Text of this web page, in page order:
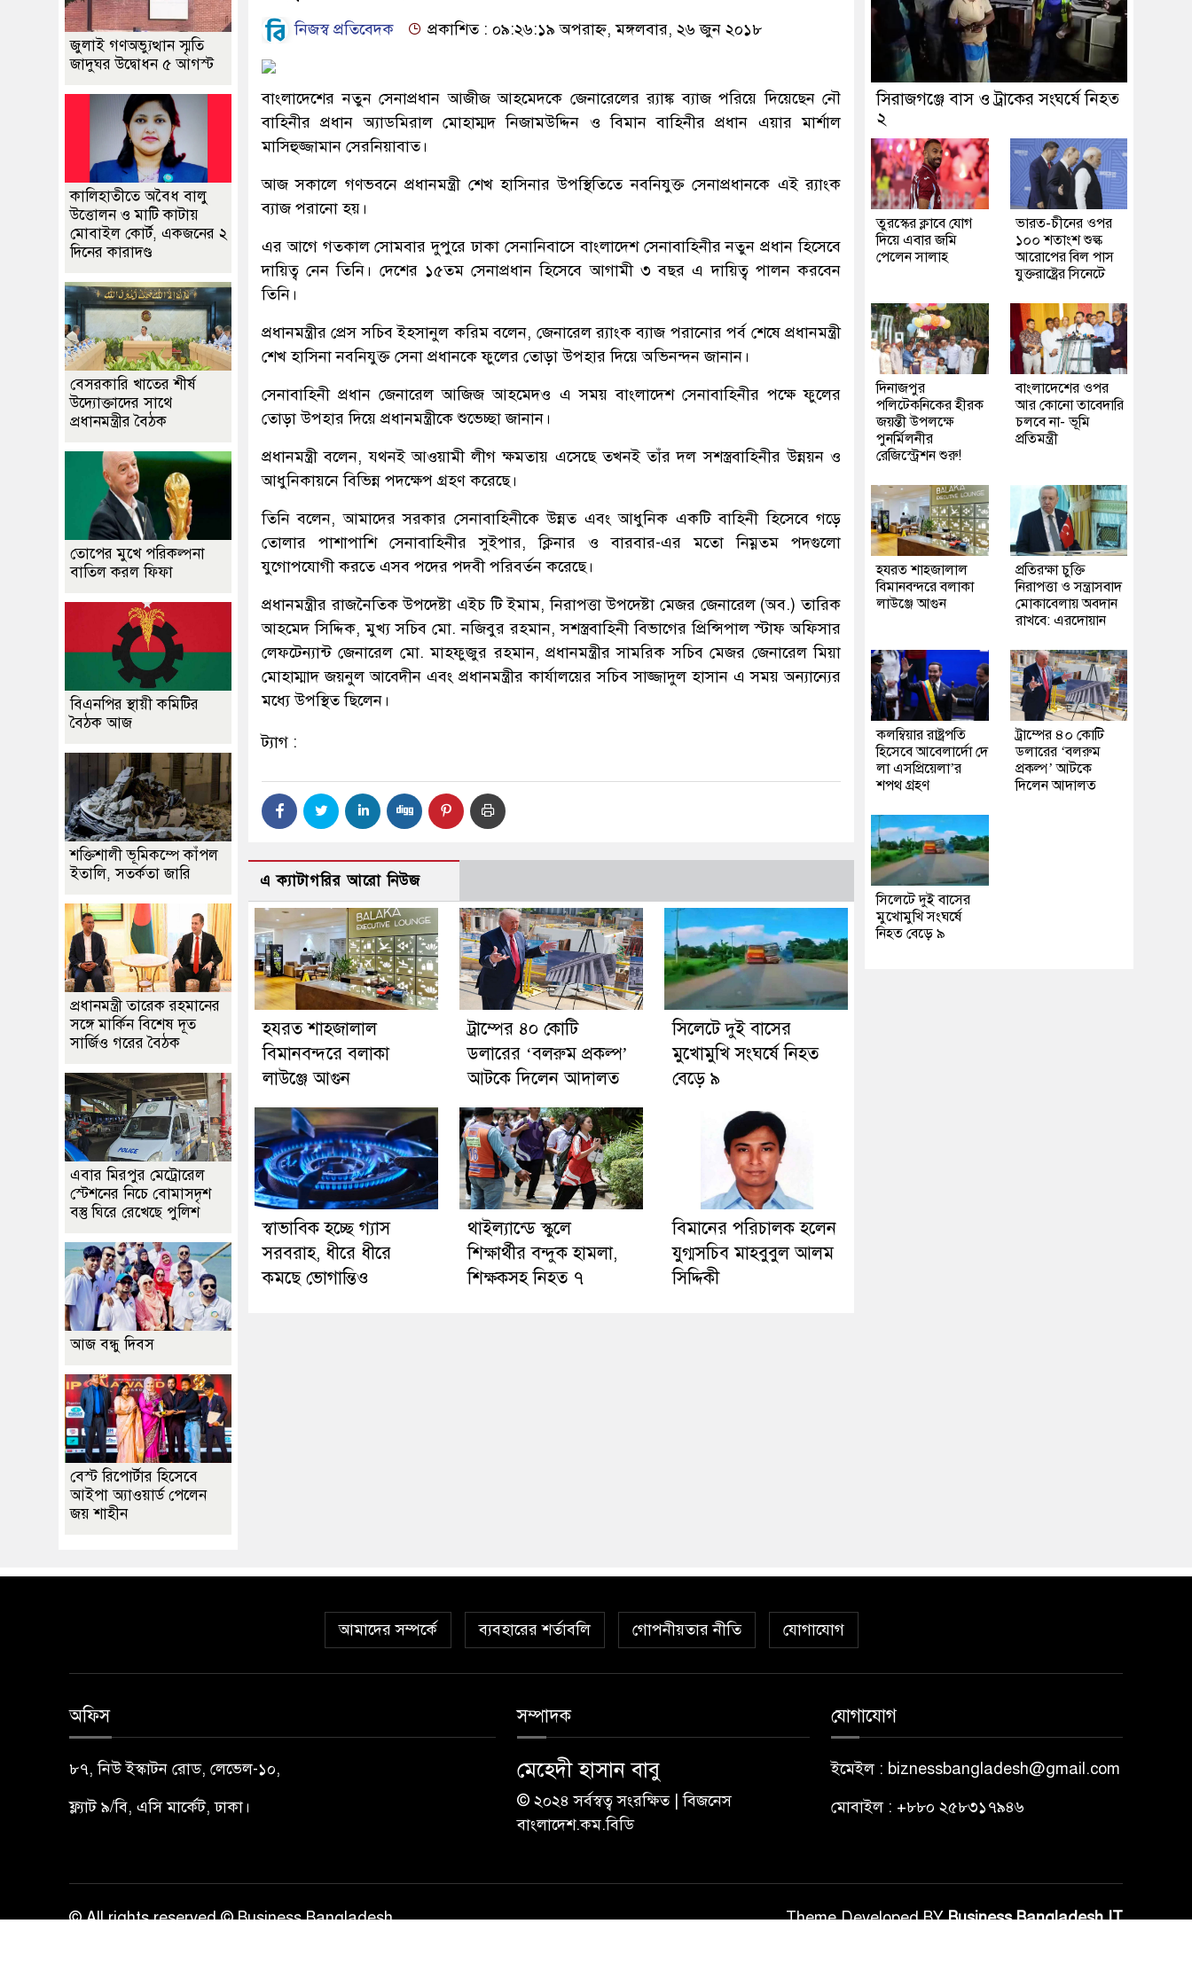
নিজস্ব প্রতিবেদক প্রকাশিত : ০৯:২৬:১৯ অপরাহ্ন, মঙ্গলবার, ২৬ জুন ২০১৮
বাংলাদেশের নতুন সেনাপ্রধান আজীজ আহমেদকে জেনারেলের র‌্যাঙ্ক ব্যাজ পরিয়ে দিয়েছেন নৌ
বাহিনীর প্রধান অ্যাডমিরাল মোহাম্মদ নিজামউদ্দিন ও বিমান বাহিনীর প্রধান এয়ার মার্শাল
মাসিহুজ্জামান সেরনিয়াবাত।
আজ সকালে গণভবনে প্রধানমন্ত্রী শেখ হাসিনার উপস্থিতিতে নবনিযুক্ত সেনাপ্রধানকে এই র‌্যাংক
ব্যাজ পরানো হয়।
এর আগে গতকাল সোমবার দুপুরে ঢাকা সেনানিবাসে বাংলাদেশ সেনাবাহিনীর নতুন প্রধান হিসেবে
দায়িত্ব নেন তিনি। দেশের ১৫তম সেনাপ্রধান হিসেবে আগামী ৩ বছর এ দায়িত্ব পালন করবেন
তিনি।
প্রধানমন্ত্রীর প্রেস সচিব ইহসানুল করিম বলেন, জেনারেল র‌্যাংক ব্যাজ পরানোর পর্ব শেষে প্রধানমন্ত্রী
শেখ হাসিনা নবনিযুক্ত সেনা প্রধানকে ফুলের তোড়া উপহার দিয়ে অভিনন্দন জানান।
সেনাবাহিনী প্রধান জেনারেল আজিজ আহমেদও এ সময় বাংলাদেশ সেনাবাহিনীর পক্ষে ফুলের
তোড়া উপহার দিয়ে প্রধানমন্ত্রীকে শুভেচ্ছা জানান।
প্রধানমন্ত্রী বলেন, যথনই আওয়ামী লীগ ক্ষমতায় এসেছে তখনই তাঁর দল সশস্ত্রবাহিনীর উন্নয়ন ও
আধুনিকায়নে বিভিন্ন পদক্ষেপ গ্রহণ করেছে।
তিনি বলেন, আমাদের সরকার সেনাবাহিনীকে উন্নত এবং আধুনিক একটি বাহিনী হিসেবে গড়ে
তোলার পাশাপাশি সেনাবাহিনীর সুইপার, ক্লিনার ও বারবার-এর মতো নিম্নতম পদগুলো
যুগোপযোগী করতে এসব পদের পদবী পরিবর্তন করেছে।
প্রধানমন্ত্রীর রাজনৈতিক উপদেষ্টা এইচ টি ইমাম, নিরাপত্তা উপদেষ্টা মেজর জেনারেল (অব.) তারিক
আহমেদ সিদ্দিক, মুখ্য সচিব মো. নজিবুর রহমান, সশস্ত্রবাহিনী বিভাগের প্রিন্সিপাল স্টাফ অফিসার
লেফটেন্যান্ট জেনারেল মো. মাহফুজুর রহমান, প্রধানমন্ত্রীর সামরিক সচিব মেজর জেনারেল মিয়া
মোহাম্মাদ জয়নুল আবেদীন এবং প্রধানমন্ত্রীর কার্যালয়ের সচিব সাজ্জাদুল হাসান এ সময় অন্যান্যের
মধ্যে উপস্থিত ছিলেন।
ট্যাগ :
এ ক্যাটাগরির আরো নিউজ
হযরত শাহজালাল
বিমানবন্দরে বলাকা
লাউঞ্জে আগুন
ট্রাম্পের ৪০ কোটি
ডলারের ‘বলরুম প্রকল্প’
আটকে দিলেন আদালত
সিলেটে দুই বাসের
মুখোমুখি সংঘর্ষে নিহত
বেড়ে ৯
স্বাভাবিক হচ্ছে গ্যাস
সরবরাহ, ধীরে ধীরে
কমছে ভোগান্তিও
থাইল্যান্ডে স্কুলে
শিক্ষার্থীর বন্দুক হামলা,
শিক্ষকসহ নিহত ৭
বিমানের পরিচালক হলেন
যুগ্মসচিব মাহবুবুল আলম
সিদ্দিকী
জুলাই গণঅভ্যুত্থান স্মৃতি
জাদুঘর উদ্বোধন ৫ আগস্ট
কালিহাতীতে অবৈধ বালু
উত্তোলন ও মাটি কাটায়
মোবাইল কোর্ট, একজনের ২
দিনের কারাদণ্ড
বেসরকারি খাতের শীর্ষ
উদ্যোক্তাদের সাথে
প্রধানমন্ত্রীর বৈঠক
তোপের মুখে পরিকল্পনা
বাতিল করল ফিফা
বিএনপির স্থায়ী কমিটির
বৈঠক আজ
শক্তিশালী ভূমিকম্পে কাঁপল
ইতালি, সতর্কতা জারি
প্রধানমন্ত্রী তারেক রহমানের
সঙ্গে মার্কিন বিশেষ দূত
সার্জিও গরের বৈঠক
এবার মিরপুর মেট্রোরেল
স্টেশনের নিচে বোমাসদৃশ
বস্তু ঘিরে রেখেছে পুলিশ
আজ বন্ধু দিবস
বেস্ট রিপোর্টার হিসেবে
আইপা অ্যাওয়ার্ড পেলেন
জয় শাহীন
সিরাজগঞ্জে বাস ও ট্রাকের সংঘর্ষে নিহত
২
তুরস্কের ক্লাবে যোগ
দিয়ে এবার জমি
পেলেন সালাহ
ভারত-চীনের ওপর
১০০ শতাংশ শুল্ক
আরোপের বিল পাস
যুক্তরাষ্ট্রের সিনেটে
দিনাজপুর
পলিটেকনিকের হীরক
জয়ন্তী উপলক্ষে
পুনর্মিলনীর
রেজিস্ট্রেশন শুরু!
বাংলাদেশের ওপর
আর কোনো তাবেদারি
চলবে না- ভূমি
প্রতিমন্ত্রী
হযরত শাহজালাল
বিমানবন্দরে বলাকা
লাউঞ্জে আগুন
প্রতিরক্ষা চুক্তি
নিরাপত্তা ও সন্ত্রাসবাদ
মোকাবেলায় অবদান
রাখবে: এরদোয়ান
কলম্বিয়ার রাষ্ট্রপতি
হিসেবে আবেলার্দো দে
লা এসপ্রিয়েলা’র
শপথ গ্রহণ
ট্রাম্পের ৪০ কোটি
ডলারের ‘বলরুম
প্রকল্প’ আটকে
দিলেন আদালত
সিলেটে দুই বাসের
মুখোমুখি সংঘর্ষে
নিহত বেড়ে ৯
আমাদের সম্পর্কে ব্যবহারের শর্তাবলি গোপনীয়তার নীতি যোগাযোগ
অফিস
৮৭, নিউ ইস্কাটন রোড, লেভেল-১০,
ফ্ল্যাট ৯/বি, এসি মার্কেট, ঢাকা।
সম্পাদক
মেহেদী হাসান বাবু
© ২০২৪ সর্বস্বত্ব সংরক্ষিত | বিজনেস
বাংলাদেশ.কম.বিডি
যোগাযোগ
ইমেইল : biznessbangladesh@gmail.com
মোবাইল : +৮৮০ ২৫৮৩১৭৯৪৬
© All rights reserved © Business Bangladesh Theme Developed BYBusiness Bangladesh IT